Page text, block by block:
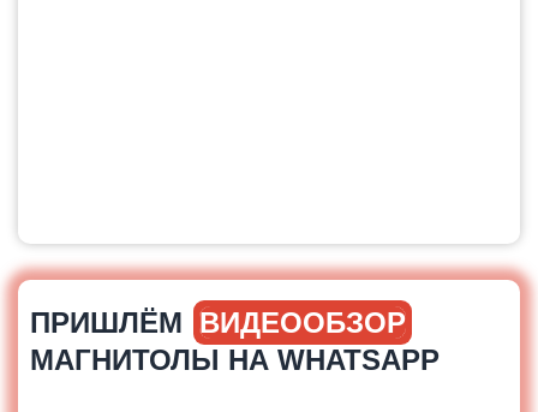
ПРИШЛЁМ ВИДЕООБЗОР
МАГНИТОЛЫ НА WHATSAPP